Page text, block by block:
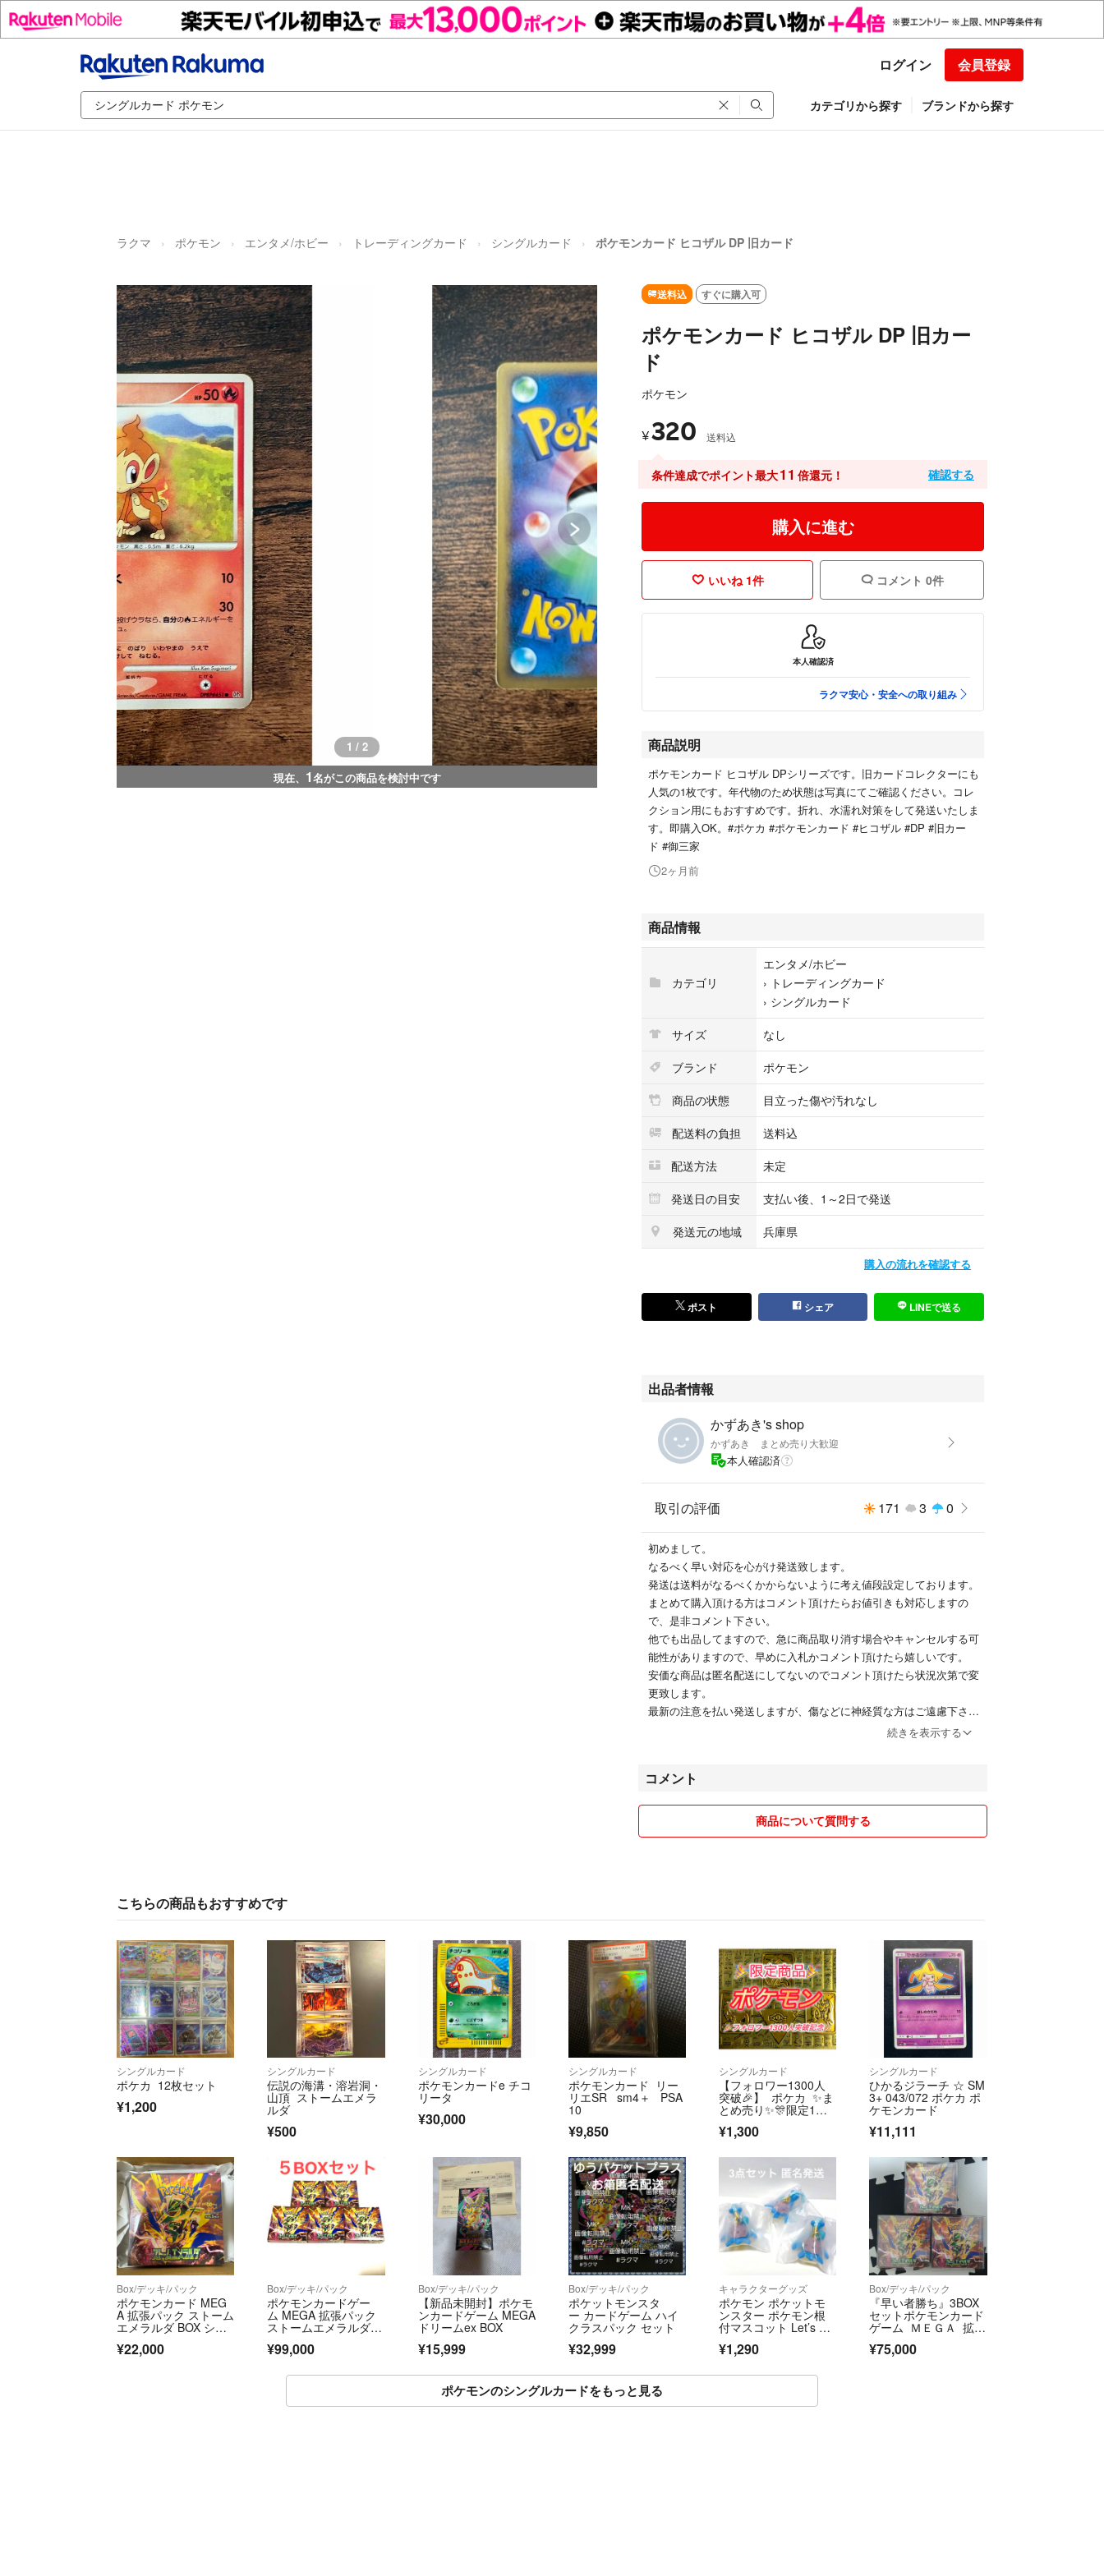
ログイン 会員登録
カテゴリから探す ブランドから探す
ラクマ ポケモン エンタメ/ホビー トレーディングカード シングルカード ポケモンカード ヒコザル DP 旧カード
1 / 2
現在、 1名がこの商品を検討中です
送料込 すぐに購入可
ポケモンカード ヒコザル DP 旧カー
ド
ポケモン
¥320 送料込
条件達成でポイント最大11 倍還元！ 確認する
購入に進む
いいね 1件 コメント 0件
本人確認済
ラクマ安心・安全への取り組み
商品説明
ポケモンカード ヒコザル DPシリーズです。旧カードコレクターにも
人気の1枚です。年代物のため状態は写真にてご確認ください。コレ
クション用にもおすすめです。折れ、水濡れ対策をして発送いたしま
す。即購入OK。#ポケカ #ポケモンカード #ヒコザル #DP #旧カー
ド #御三家
2ヶ月前
商品情報
カテゴリ
エンタメ/ホビー
› トレーディングカード
› シングルカード
サイズ
なし
ブランド
ポケモン
商品の状態
目立った傷や汚れなし
配送料の負担
送料込
配送方法
未定
発送日の目安
支払い後、1～2日で発送
発送元の地域
兵庫県
購入の流れを確認する
ポスト シェア LINEで送る
出品者情報
かずあき's shop
かずあき まとめ売り大歓迎
本人確認済
取引の評価 171 3 0
初めまして。
なるべく早い対応を心がけ発送致します。
発送は送料がなるべくかからないように考え値段設定しております。
まとめて購入頂ける方はコメント頂けたらお値引きも対応しますの
で、是非コメント下さい。
他でも出品してますので、急に商品取り消す場合やキャンセルする可
能性がありますので、早めに入札かコメント頂けたら嬉しいです。
安価な商品は匿名配送にしてないのでコメント頂けたら状況次第で変
更致します。
最新の注意を払い発送しますが、傷などに神経質な方はご遠慮下さ
続きを表示する
コメント
商品について質問する
こちらの商品もおすすめです
シングルカード
ポケカ 12枚セット
¥1,200
シングルカード
伝説の海溝・溶岩洞・
山頂 ストームエメラ
ルダ
¥500
シングルカード
ポケモンカードe チコ
リータ
¥30,000
シングルカード
ポケモンカード リー
リエSR sm4＋ PSA
10
¥9,850
シングルカード
【フォロワー1300人
突破🎉】 ポケカ ✨ま
とめ売り✨🎊限定1名
¥1,300
シングルカード
ひかるジラーチ ☆ SM
3+ 043/072 ポケカ ポ
ケモンカード
¥11,111
Box/デッキ/パック
ポケモンカード MEG
A 拡張パック ストーム
エメラルダ BOX シュ
リンク付き
¥22,000
Box/デッキ/パック
ポケモンカードゲー
ム MEGA 拡張パック
ストームエメラルダ 5
BOX 5箱 未開封新品
¥99,000
Box/デッキ/パック
【新品未開封】ポケモ
ンカードゲーム MEGA
ドリームex BOX
¥15,999
Box/デッキ/パック
ポケットモンスタ
ー カードゲーム ハイ
クラスパック セット
¥32,999
キャラクターグッズ
ポケモン ポケットモ
ンスター ポケモン根
付マスコット Let’s Sin
g！ フィギュア マスコ
ット ストラップ ラプ
¥1,290
Box/デッキ/パック
『早い者勝ち』3BOX
セットポケモンカード
ゲーム ＭＥＧＡ 拡張
パック ストームエメ
ラルダ［パック］
¥75,000
ポケモンのシングルカードをもっと見る